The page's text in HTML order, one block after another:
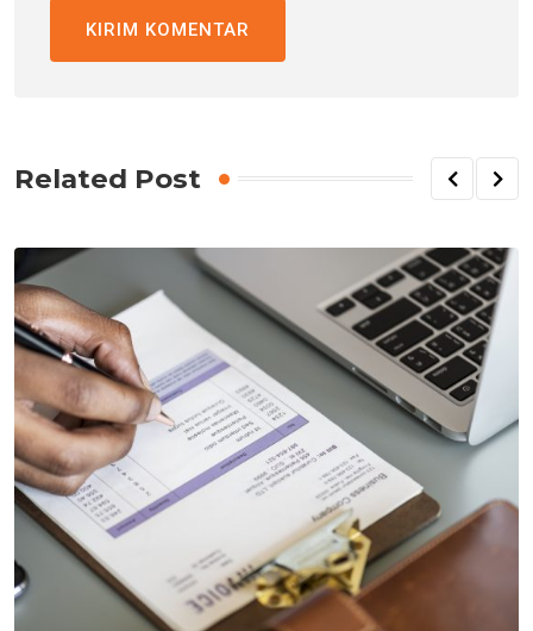
Related Post